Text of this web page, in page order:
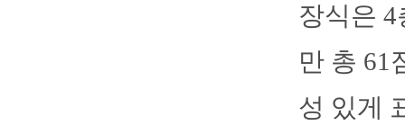
장식은
만 총 61
성 있게